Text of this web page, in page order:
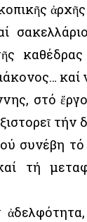
καί
στό
τήν
συνέβη
τή